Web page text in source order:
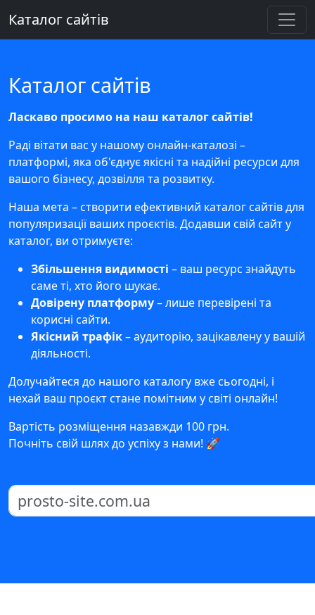
Каталог сайтів
Каталог сайтів
Ласкаво просимо на наш каталог сайтів!
Раді вітати вас у нашому онлайн-каталозі –
платформі, яка об'єднує якісні та надійні ресурси для
вашого бізнесу, дозвілля та розвитку.
Наша мета – створити ефективний каталог сайтів для
популяризації ваших проєктів. Додавши свій сайт у
каталог, ви отримуєте:
Збільшення видимості – ваш ресурс знайдуть
саме ті, хто його шукає.
Довірену платформу– лише перевірені та
корисні сайти.
Якісний трафік– аудиторію, зацікавлену у вашій
діяльності.
Долучайтеся до нашого каталогу вже сьогодні, і
нехай ваш проєкт стане помітним у світі онлайн!
Вартість розміщення назавжди 100 грн.
Почніть свій шлях до успіху з нами! 🚀